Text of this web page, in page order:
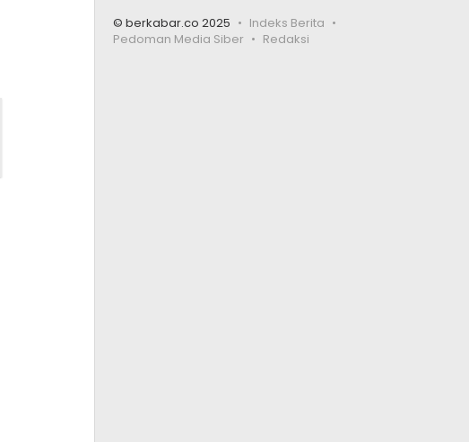
© berkabar.co 2025
Indeks Berita
Pedoman Media Siber
Redaksi